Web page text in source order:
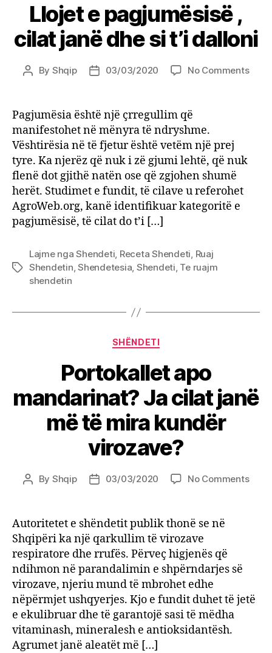
Llojet e pagjumësisë ,
cilat janë dhe si t’i dalloni
Post
By Shqip
Post03/03/2020 No Commentson
Pagjumësia është një çrregullim që
manifestohet në mënyra të ndryshme.
Vështirësia në të fjetur është vetëm një prej
tyre. Ka njerëz që nuk i zë gjumi lehtë, që nuk
flenë dot gjithë natën ose që zgjohen shumë
herët. Studimet e fundit, të cilave u referohet
AgroWeb.org, kanë identifikuar kategoritë e
pagjumësisë, të cilat do t’i […]
Tags
Lajme nga Shendeti, Receta Shendeti, Ruaj
Shendetin,Shendetesia, Shendeti, Te ruajm
shendetin
Categories
SHËNDETI
Portokallet apo
mandarinat? Ja cilat janë
më të mira kundër
virozave?
Post
By Shqip
Post03/03/2020 No Commentson
mira
Autoritetet e shëndetit publik thonë se në
Shqipëri ka një qarkullim të virozave
respiratore dhe rrufës. Përveç higjenës që
ndihmon në parandalimin e shpërndarjes së
virozave, njeriu mund të mbrohet edhe
nëpërmjet ushqyerjes. Kjo e fundit duhet të jetë
e ekulibruar dhe të garantojë sasi të mëdha
vitaminash, mineralesh e antioksidantësh.
Agrumet janë aleatët më […]